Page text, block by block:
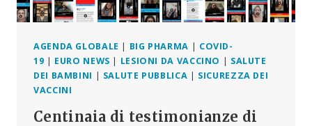
PARTECIPANTI
AGENDA GLOBALE | BIG PHARMA | COVID-
19 | EURO NEWS | LESIONI DA VACCINO | SALUTE
DEI BAMBINI | SALUTE PUBBLICA | SICUREZZA DEI
VACCINI
Centinaia di testimonianze di